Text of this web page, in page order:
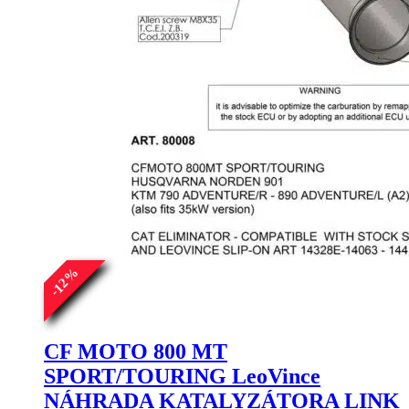
-
12
%
CF MOTO 800 MT
SPORT/TOURING LeoVince
NÁHRADA KATALYZÁTORA LINK